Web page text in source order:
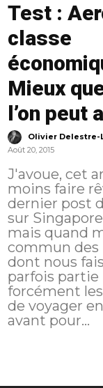
Test :
classe
Mieux
l’on peut
Olivier Delestre-
Août 20, 2015
J'avoue, cet
moins faire
dernier post
sur
mais quand
commun des
dont nous
parfois partie
forcément
de voyager
avant pour...